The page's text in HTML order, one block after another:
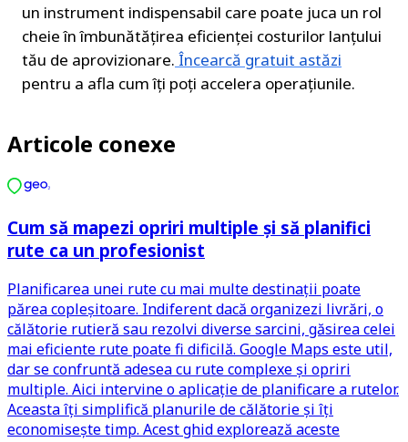
un instrument indispensabil care poate juca un rol
cheie în îmbunătățirea eficienței costurilor lanțului
tău de aprovizionare. Încearcă gratuit astăzi
pentru a afla cum îți poți accelera operațiunile.
Articole conexe
Cum să mapezi opriri multiple și să planifici
rute ca un profesionist
Planificarea unei rute cu mai multe destinații poate
părea copleșitoare. Indiferent dacă organizezi livrări, o
călătorie rutieră sau rezolvi diverse sarcini, găsirea celei
mai eficiente rute poate fi dificilă. Google Maps este util,
dar se confruntă adesea cu rute complexe și opriri
multiple. Aici intervine o aplicație de planificare a rutelor.
Aceasta îți simplifică planurile de călătorie și îți
economisește timp. Acest ghid explorează aceste